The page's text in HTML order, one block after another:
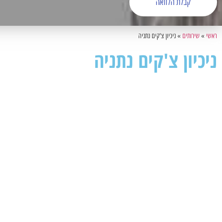
ראשי »שירותים »ניכיון צ'קים נתניה
ניכיון צ'קים נתניה